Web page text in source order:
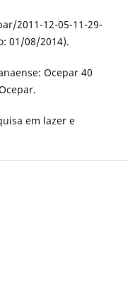
2011-12-05-11-29-
01/08/2014).
Ocepar 40
em lazer e